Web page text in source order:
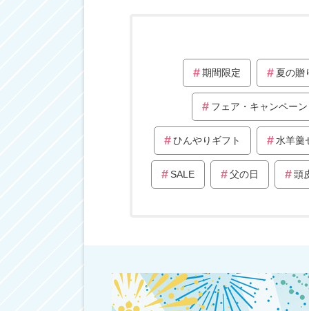
期間限定 夏の贈
フェア・キャンペーン
ひんやりギフト 水羊羹
SALE 父の日 頭